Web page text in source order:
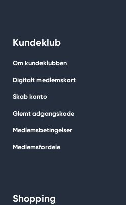
Kundeklub
Om kundeklubben
Digitalt medlemskort
Skab konto
Glemt adgangskode
Medlemsbetingelser
Medlemsfordele
Shopping